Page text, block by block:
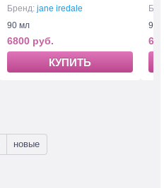
Бренд: jane iredale
90 мл
6800 руб.
КУПИТЬ
90
новые